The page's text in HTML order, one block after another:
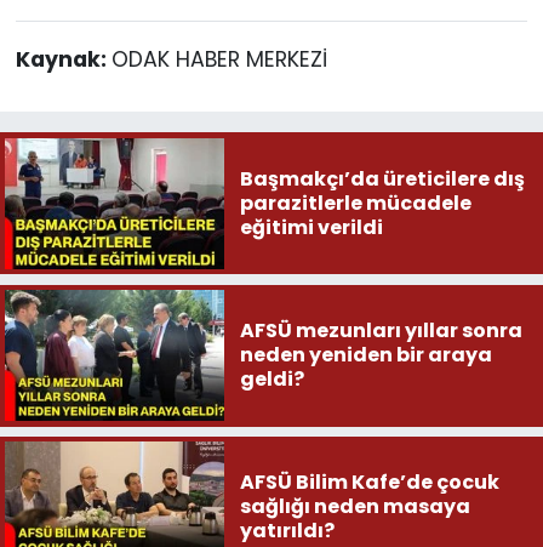
Kaynak: ODAK HABER MERKEZİ
Başmakçı’da üreticilere dış
parazitlerle mücadele
eğitimi verildi
AFSÜ mezunları yıllar sonra
neden yeniden bir araya
geldi?
AFSÜ Bilim Kafe’de çocuk
sağlığı neden masaya
yatırıldı?